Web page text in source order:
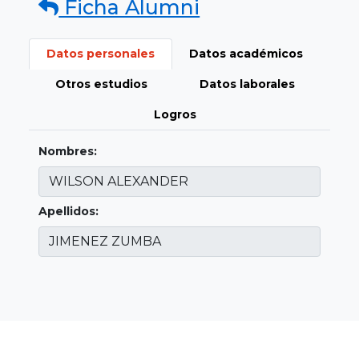
Ficha Alumni
Datos personales Datos académicos
Otros estudios Datos laborales
Logros
Nombres:
Apellidos: